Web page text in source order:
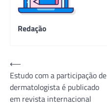
Redação
Navegação
de
Post
⟵
Estudo com a participação de
dermatologista é publicado
em revista internacional